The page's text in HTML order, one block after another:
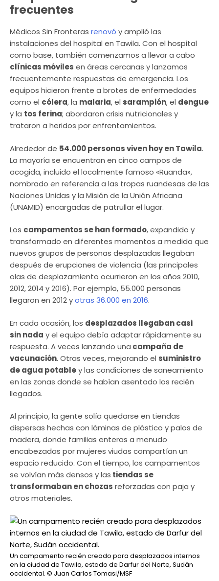
frecuentes
Médicos Sin Fronteras renovó y amplió las
instalaciones del hospital en Tawila. Con el hospital
como base, también comenzamos a llevar a cabo
clínicas móviles en áreas cercanas y lanzamos
frecuentemente respuestas de emergencia. Los
equipos hicieron frente a brotes de enfermedades
como el cólera, la malaria, el sarampión, el dengue
y la tos ferina; abordaron crisis nutricionales y
trataron a heridos por enfrentamientos.
Alrededor de 54.000 personas viven hoy en Tawila.
La mayoría se encuentran en cinco campos de
acogida, incluido el localmente famoso «Ruanda»,
nombrado en referencia a las tropas ruandesas de las
Naciones Unidas y la Misión de la Unión Africana
(UNAMID) encargadas de patrullar el lugar.
Los campamentos se han formado, expandido y
transformado en diferentes momentos a medida que
nuevos grupos de personas desplazadas llegaban
después de erupciones de violencia (las principales
olas de desplazamiento ocurrieron en los años 2010,
2012, 2014 y 2016). Por ejemplo, 55.000 personas
llegaron en 2012 yotras 36.000 en 2016.
En cada ocasión, los desplazados llegaban casi
sin nada y el equipo debía adaptar rápidamente su
respuesta. A veces lanzando una campaña de
vacunación. Otras veces, mejorando el suministro
de agua potabley las condiciones de saneamiento
en las zonas donde se habían asentado los recién
llegados.
Al principio, la gente solía quedarse en tiendas
dispersas hechas con láminas de plástico y palos de
madera, donde familias enteras a menudo
encabezadas por mujeres viudas compartían un
espacio reducido. Con el tiempo, los campamentos
se volvían más densos y las tiendas se
transformaban en chozas reforzadas con paja y
otros materiales.
Un campamento recién creado para desplazados internos
en la ciudad de Tawila, estado de Darfur del Norte, Sudán
occidental. © Juan Carlos Tomasi/MSF